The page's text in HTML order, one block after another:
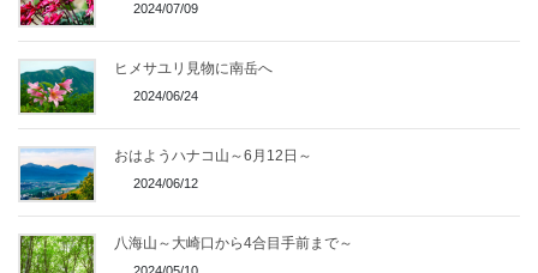
2024/07/09
ヒメサユリ見物に南岳へ
2024/06/24
おはようハナコ山～6月12日～
2024/06/12
八海山～大崎口から4合目手前まで～